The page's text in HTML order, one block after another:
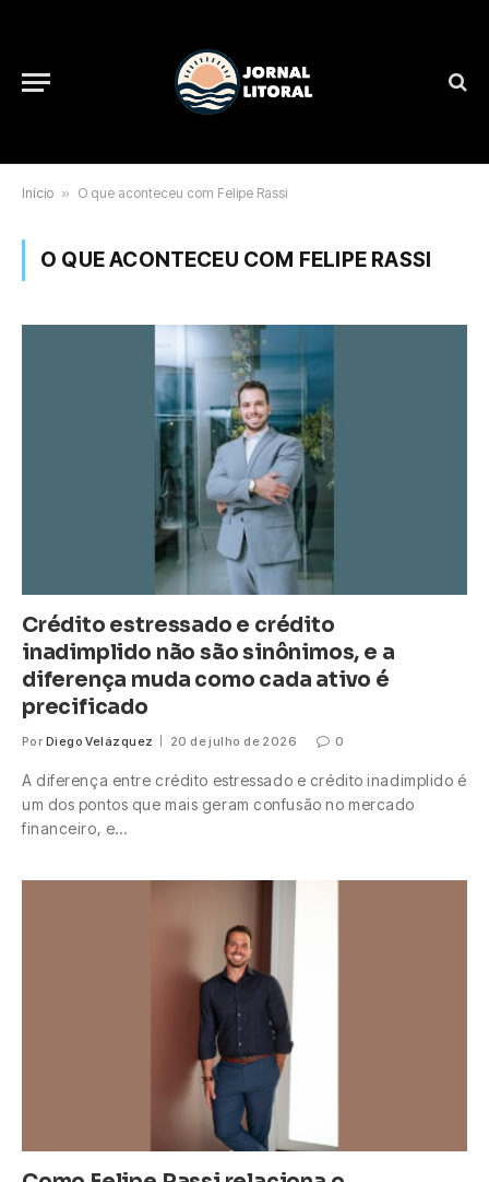
Início » O que aconteceu com Felipe Rassi
O QUE ACONTECEU COM FELIPE RASSI
Crédito estressado e crédito
inadimplido não são sinônimos, e a
diferença muda como cada ativo é
precificado
Por Diego Velázquez 20 de julho de 2026 0
A diferença entre crédito estressado e crédito inadimplido é
um dos pontos que mais geram confusão no mercado
financeiro, e…